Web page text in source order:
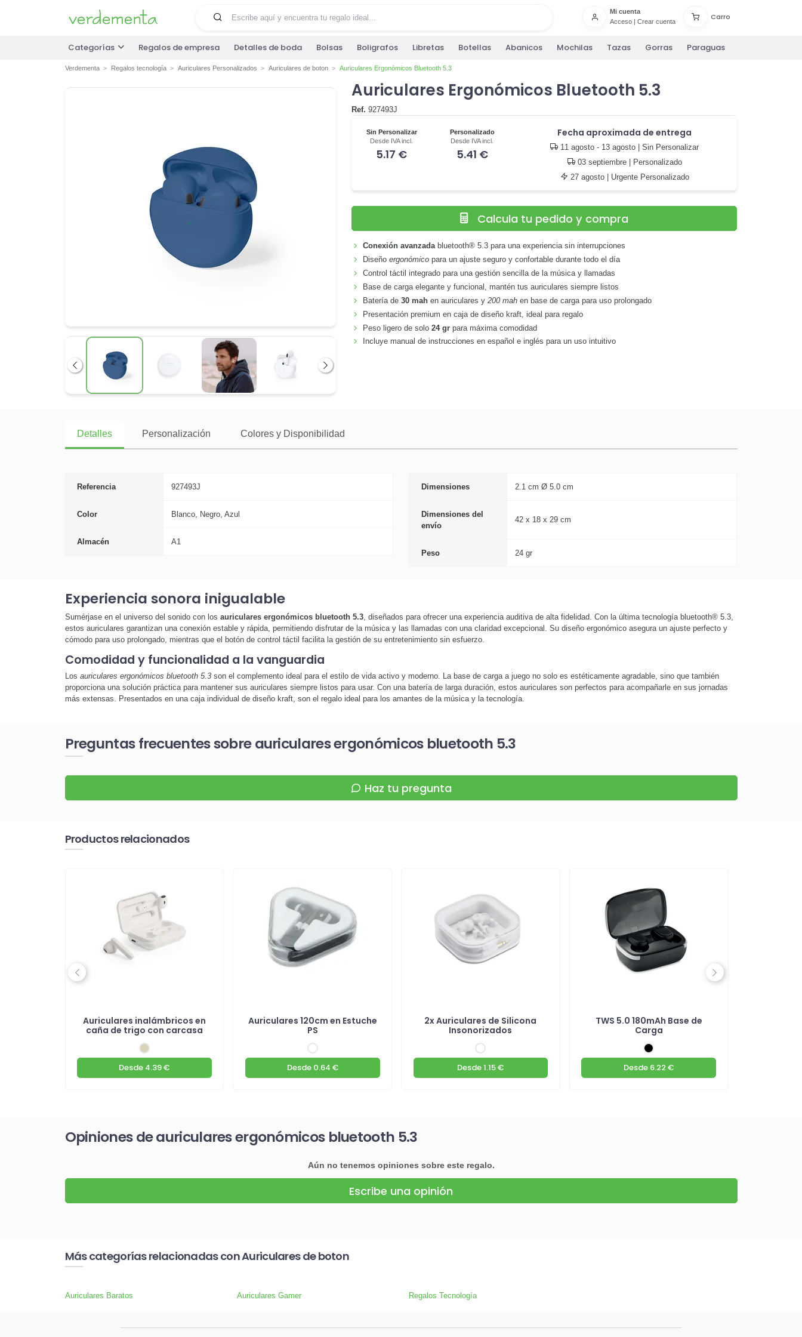
Mi cuenta
Acceso| Crear cuenta
Carro
Categorías Regalos de empresa Detalles de boda Bolsas Boligrafos Libretas Botellas Abanicos Mochilas Tazas Gorras Paraguas
Verdementa Regalos tecnología Auriculares Personalizados Auriculares de boton Auriculares Ergonómicos Bluetooth 5.3
Anterior Siguiente
Auriculares Ergonómicos Bluetooth 5.3
Ref. 927493J
Sin Personalizar
Desde IVA incl.
5.17 €
Personalizado
Desde IVA incl.
5.41 €
Fecha aproximada de entrega
11 agosto - 13 agosto | Sin Personalizar
03 septiembre| Personalizado
27 agosto| Urgente Personalizado
Calcula tu pedido y compra
Conexión avanzadabluetooth® 5.3 para una experiencia sin interrupciones
Diseñoergonómico para un ajuste seguro y confortable durante todo el día
Control táctil integrado para una gestión sencilla de la música y llamadas
Base de carga elegante y funcional, mantén tus auriculares siempre listos
Batería de30 mah en auriculares y200 mah en base de carga para uso prolongado
Presentación premium en caja de diseño kraft, ideal para regalo
Peso ligero de solo24 gr para máxima comodidad
Incluye manual de instrucciones en español e inglés para un uso intuitivo
Detalles Personalización Colores y Disponibilidad
Referencia 927493J
Color Blanco, Negro, Azul
Almacén A1
Dimensiones 2.1 cm Ø 5.0 cm
Dimensiones del
envío
42 x 18 x 29 cm
Peso 24 gr
Experiencia sonora inigualable
Sumérjase en el universo del sonido con los auriculares ergonómicos bluetooth 5.3, diseñados para ofrecer una experiencia auditiva de alta fidelidad. Con la última tecnología bluetooth® 5.3,
estos auriculares garantizan una conexión estable y rápida, permitiendo disfrutar de la música y las llamadas con una claridad excepcional. Su diseño ergonómico asegura un ajuste perfecto y
cómodo para uso prolongado, mientras que el botón de control táctil facilita la gestión de su entretenimiento sin esfuerzo.
Comodidad y funcionalidad a la vanguardia
Los auriculares ergonómicos bluetooth 5.3son el complemento ideal para el estilo de vida activo y moderno. La base de carga a juego no solo es estéticamente agradable, sino que también
proporciona una solución práctica para mantener sus auriculares siempre listos para usar. Con una batería de larga duración, estos auriculares son perfectos para acompañarle en sus jornadas
más extensas. Presentados en una caja individual de diseño kraft, son el regalo ideal para los amantes de la música y la tecnología.
Preguntas frecuentes sobre auriculares ergonómicos bluetooth 5.3
Haz tu pregunta
Productos relacionados
Auriculares inalámbricos en
caña de trigo con carcasa
Desde 4.39 €
Auriculares 120cm en Estuche
PS
Desde0.64 €
2x Auriculares de Silicona
Insonorizados
Desde1.15 €
TWS 5.0 180mAh Base de
Carga
Desde 6.22 €
Previous Next
Opiniones de auriculares ergonómicos bluetooth 5.3
Aún no tenemos opiniones sobre este regalo.
Escribe una opinión
Más categorías relacionadas con Auriculares de boton
Auriculares Baratos Auriculares Gamer Regalos Tecnología